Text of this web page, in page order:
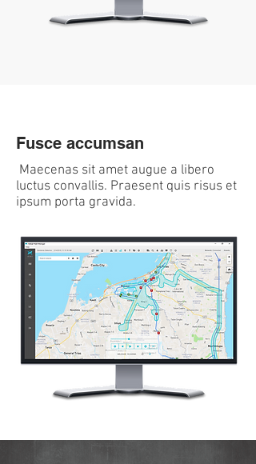
Maecenas sit amet augue a libero
luctus convallis. Praesent quis risus et
ipsum porta gravida.
Fusce accumsan